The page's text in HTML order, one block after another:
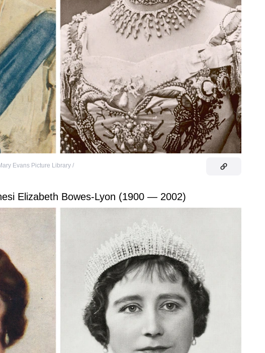
Evans Picture Library /
Elizabeth Bowes-Lyon (1900 — 2002)